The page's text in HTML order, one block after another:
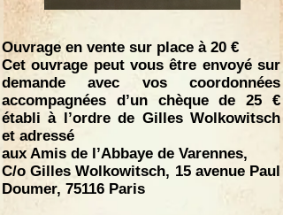
Ouvrage en vente sur place à 20 €
Cet ouvrage peut vous être envoyé sur
demande avec vos coordonnées
accompagnées d’un chèque de 25 €
établi à l’ordre de Gilles Wolkowitsch
et adressé
aux Amis de l’Abbaye de Varennes,
C/o Gilles Wolkowitsch, 15 avenue Paul
Doumer, 75116 Paris